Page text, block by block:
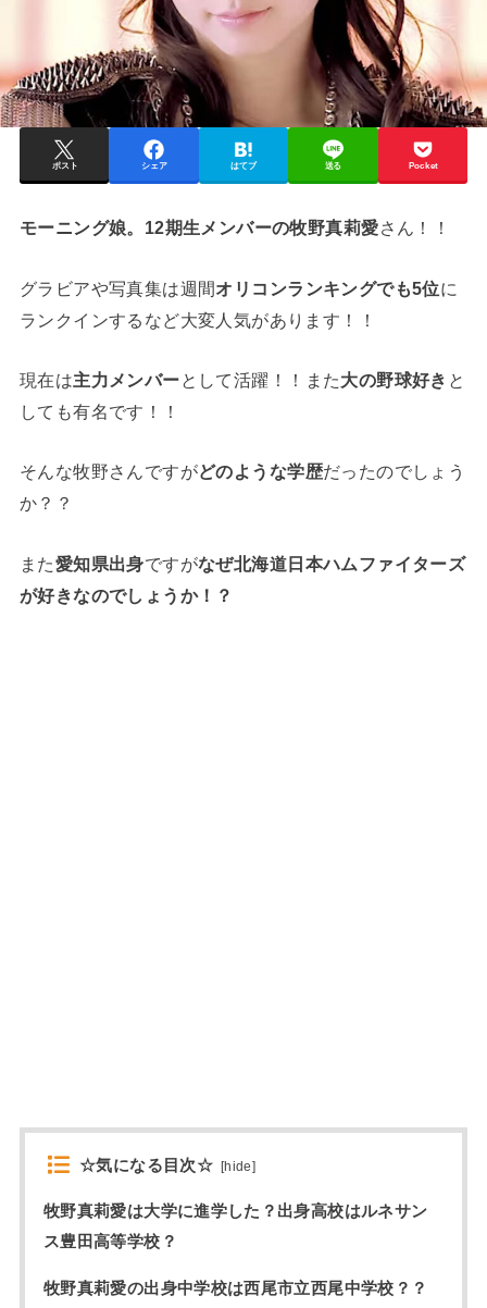
ポスト シェア はてブ 送る Pocket
モーニング娘。12期生メンバーの牧野真莉愛さん！！
グラビアや写真集は週間オリコンランキングでも5位に
ランクインするなど大変人気があります！！
現在は主力メンバーとして活躍！！また大の野球好き と
しても有名です！！
そんな牧野さんですがどのような学歴だったのでしょう
か？？
また愛知県出身ですがなぜ北海道日本ハムファイターズ
が好きなのでしょうか！？
☆気になる目次☆ [hide]
牧野真莉愛は大学に進学した？出身高校はルネサン
ス豊田高等学校？
牧野真莉愛の出身中学校は西尾市立西尾中学校？？